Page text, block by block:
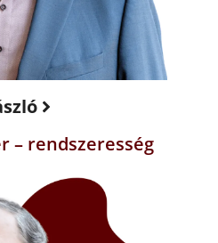
– rendszeresség